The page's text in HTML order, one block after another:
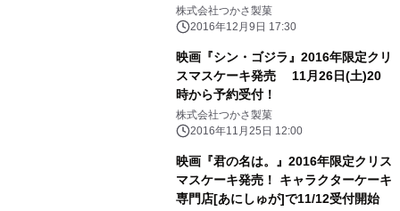
日程12月24日(土)25日(日) 場所：秋
葉原UDX 4F
株式会社つかさ製菓
2016年12月9日 17:30
映画『シン・ゴジラ』2016年限定クリ
スマスケーキ発売 11月26日(土)20
時から予約受付！
株式会社つかさ製菓
2016年11月25日 12:00
映画『君の名は。』2016年限定クリス
マスケーキ発売！ キャラクターケーキ
専門店[あにしゅが]で11/12受付開始